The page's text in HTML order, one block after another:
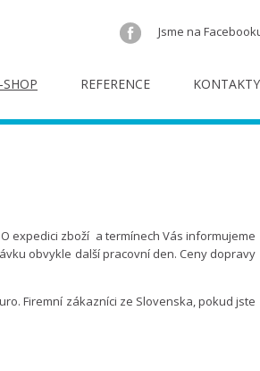
Jsme na
SHOP REFERENCE KONTAKTY
expedici zboží a termínech Vás informujeme
obvykle další pracovní den. Ceny dopravy
Firemní zákazníci ze Slovenska, pokud jste